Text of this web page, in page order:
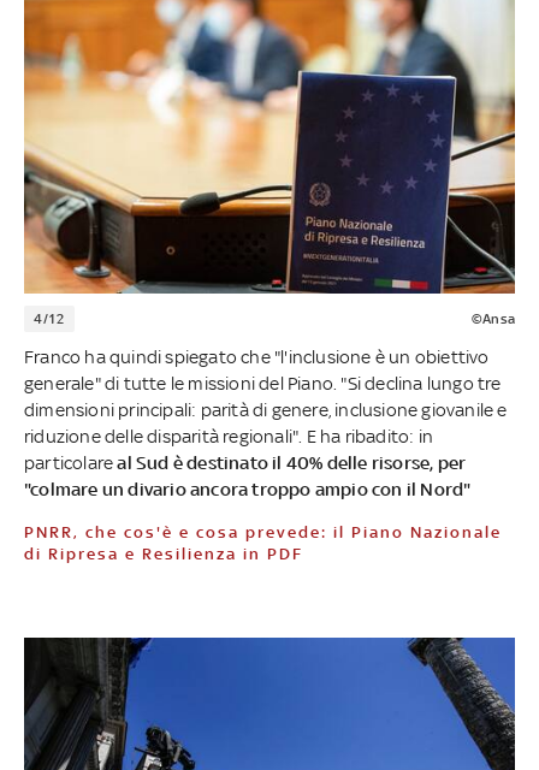
4/12 ©Ansa
Franco ha quindi spiegato che "l'inclusione è un obiettivo
generale" di tutte le missioni del Piano. "Si declina lungo tre
dimensioni principali: parità di genere, inclusione giovanile e
riduzione delle disparità regionali". E ha ribadito: in
particolareal Sud è destinato il 40% delle risorse, per
"colmare un divario ancora troppo ampio con il Nord"
PNRR, che cos'è e cosa prevede: il Piano Nazionale
di Ripresa e Resilienza in PDF